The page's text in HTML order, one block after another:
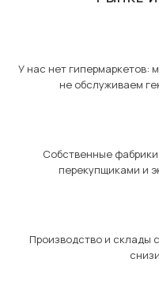
У нас нет гипермаркетов:
не обслуживаем
Собственные
перекупщиками и
Производство и склады